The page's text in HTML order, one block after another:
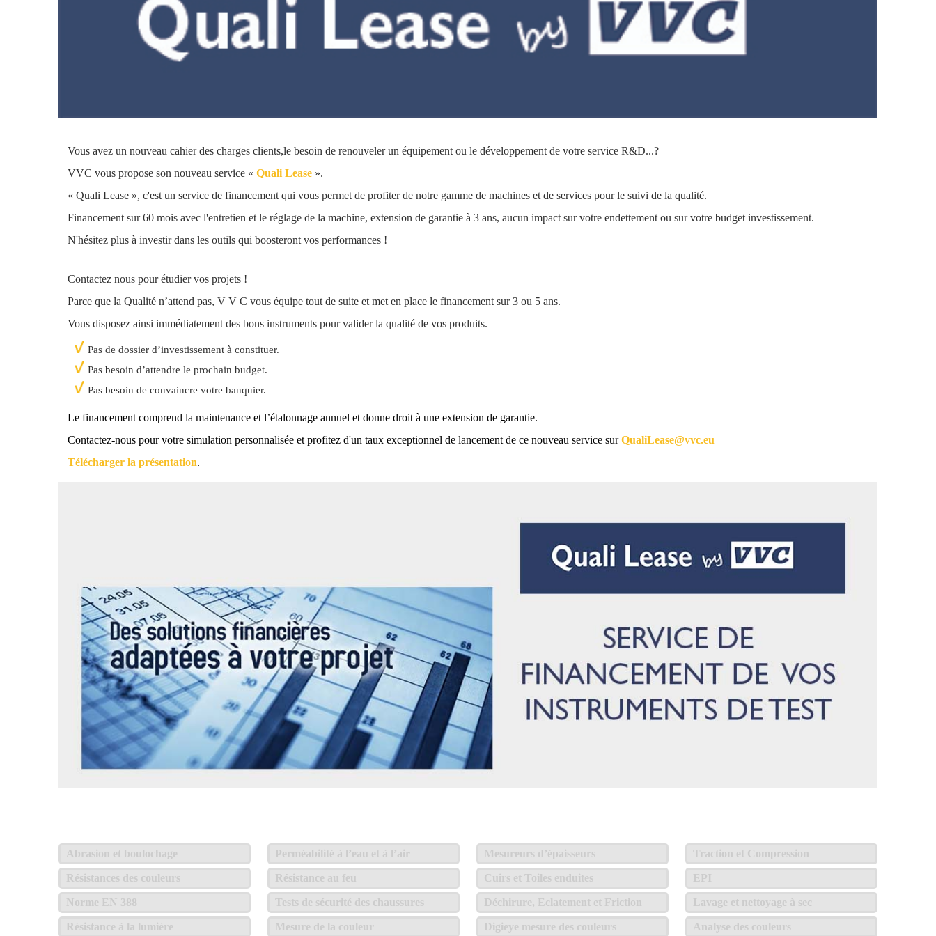
Vous avez un nouveau cahier des charges clients,le besoin de renouveler un équipement ou le développement de votre service R&D...?
VVC vous propose son nouveau service « Quali Lease ».
« Quali Lease », c'est un service de financement qui vous permet de profiter de notre gamme de machines et de services pour le suivi de la qualité.
Financement sur 60 mois avec l'entretien et le réglage de la machine, extension de garantie à 3 ans, aucun impact sur votre endettement ou sur votre budget investissement.
N'hésitez plus à investir dans les outils qui boosteront vos performances !
Contactez nous pour étudier vos projets !
Parce que la Qualité n’attend pas, V V C vous équipe tout de suite et met en place le financement sur 3 ou 5 ans.
Vous disposez ainsi immédiatement des bons instruments pour valider la qualité de vos produits.
Pas de dossier d’investissement à constituer.
Pas besoin d’attendre le prochain budget.
Pas besoin de convaincre votre banquier.
Le financement comprend la maintenance et l’étalonnage annuel et donne droit à une extension de garantie.
Contactez-nous pour votre simulation personnalisée et profitez d'un taux exceptionnel de lancement de ce nouveau service surQualiLease@vvc.eu
Télécharger la présentation.
Abrasion et boulochage Perméabilité à l’eau et à l’air Mesureurs d’épaisseurs Traction et Compression
Résistances des couleurs Résistance au feu Cuirs et Toiles enduites EPI
Norme EN 388 Tests de sécurité des chaussures Déchirure, Eclatement et Friction Lavage et nettoyage à sec
Résistance à la lumière Mesure de la couleur Digieye mesure des couleurs Analyse des couleurs